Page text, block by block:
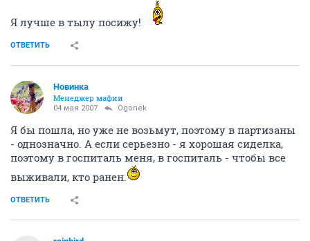
Я лучше в тылу посижу!
ОТВЕТИТЬ
Новинка
Менеджер мафии
04 мая 2007 Ogonek
Я бы пошла, но уже не возьмут, поэтому в партизаны
- однозначно. А если серьезно - я хорошая сиделка,
поэтому в госпиталь меня, в госпиталь - чтобы все
выживали, кто ранен.
ОТВЕТИТЬ